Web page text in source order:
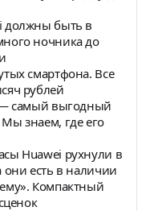
должны быть в
ночника до
смартфона. Все
рублей
— самый выгодный
знаем, где его
Huawei рухнули в
они есть в наличии
Компактный